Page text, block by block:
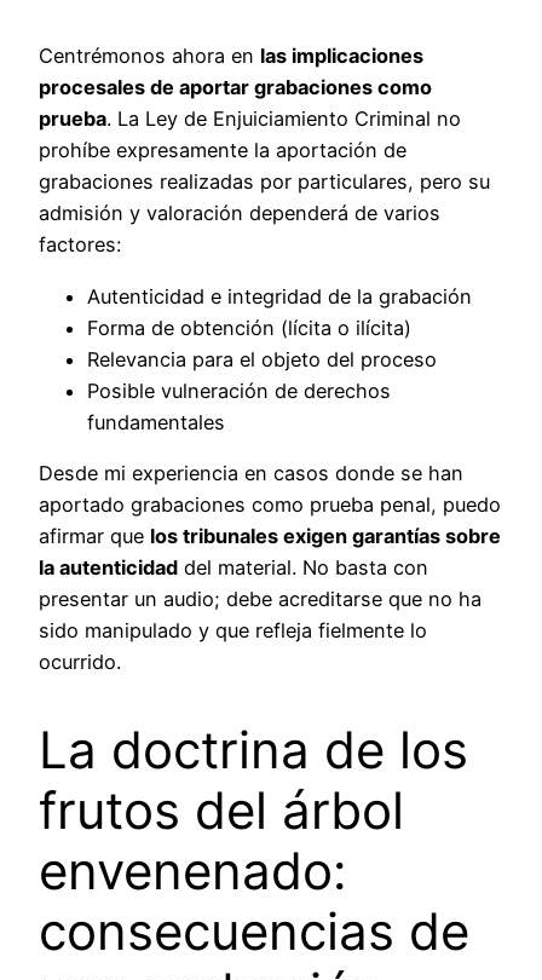
Centrémonos ahora en las implicaciones
procesales de aportar grabaciones como
prueba. La Ley de Enjuiciamiento Criminal no
prohíbe expresamente la aportación de
grabaciones realizadas por particulares, pero su
admisión y valoración dependerá de varios
factores:
Autenticidad e integridad de la grabación
Forma de obtención (lícita o ilícita)
Relevancia para el objeto del proceso
Posible vulneración de derechos
fundamentales
Desde mi experiencia en casos donde se han
aportado grabaciones como prueba penal, puedo
afirmar que los tribunales exigen garantías sobre
la autenticidad del material. No basta con
presentar un audio; debe acreditarse que no ha
sido manipulado y que refleja fielmente lo
ocurrido.
La doctrina de los
frutos del árbol
envenenado:
consecuencias de